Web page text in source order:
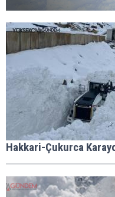
Hakkari-Çukurca